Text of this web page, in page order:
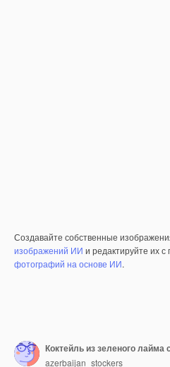
Создавайте собственные
изображений ИИ и редактируйте их
фотографий на основе ИИ.
Коктейль из зеленого
azerbaijan_stockers